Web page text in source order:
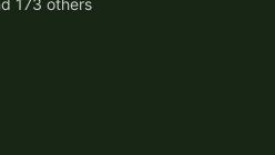
173 others